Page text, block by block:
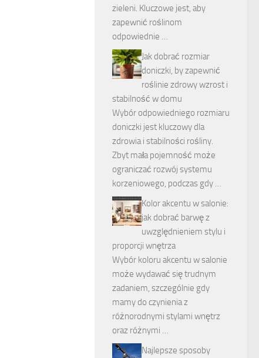
zieleni. Kluczowe jest, aby
zapewnić roślinom
odpowiednie …
Jak dobrać rozmiar
doniczki, by zapewnić
roślinie zdrowy wzrost i
stabilność w domu
Wybór odpowiedniego rozmiaru
doniczki jest kluczowy dla
zdrowia i stabilności rośliny.
Zbyt mała pojemność może
ograniczać rozwój systemu
korzeniowego, podczas gdy …
Kolor akcentu w salonie:
jak dobrać barwę z
uwzględnieniem stylu i
proporcji wnętrza
Wybór koloru akcentu w salonie
może wydawać się trudnym
zadaniem, szczególnie gdy
mamy do czynienia z
różnorodnymi stylami wnętrz
oraz różnymi …
Najlepsze sposoby